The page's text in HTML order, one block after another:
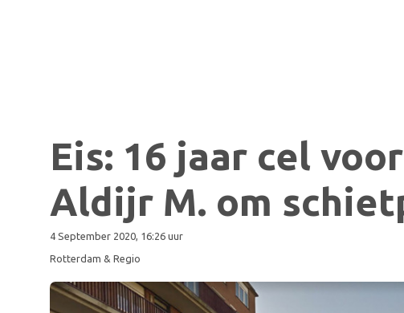
Eis: 16 jaar cel
Aldijr M. om
4 September 2020, 16:26 uur
Rotterdam & Regio